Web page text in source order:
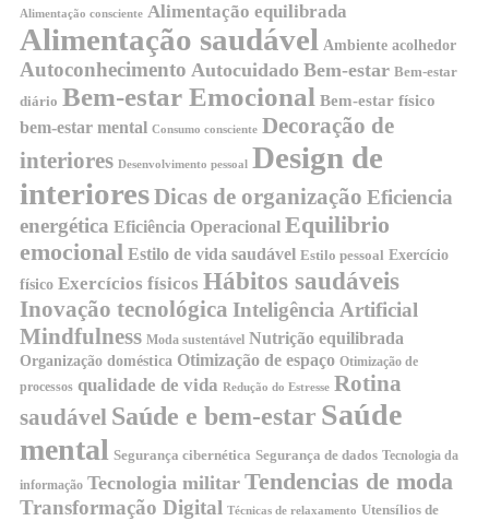
Alimentação consciente Alimentação equilibrada
Alimentação saudável Ambiente acolhedor
Autoconhecimento Autocuidado Bem-estar Bem-estar
diário Bem-estar Emocional Bem-estar físico
bem-estar mental Consumo consciente Decoração de
interiores Desenvolvimento pessoal
Design de
interioresDicas de organização Eficiencia
energética Eficiência Operacional Equilibrio
emocional Estilo de vida saudável Estilo pessoal Exercício
físico Exercícios físicos Hábitos saudáveis
Inovação tecnológica Inteligência Artificial
Mindfulness Moda sustentável Nutrição equilibrada
Organização doméstica Otimização de espaço Otimização de
processos qualidade de vida Redução do Estresse Rotina
saudável Saúde e bem-estar Saúde
mental Segurança cibernética Segurança de dados Tecnologia da
informação Tecnologia militar Tendencias de moda
Transformação Digital Técnicas de relaxamento Utensílios de